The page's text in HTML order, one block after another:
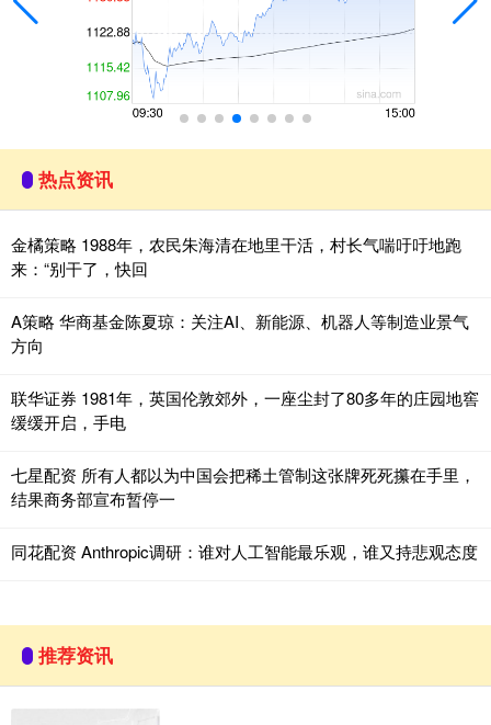
热点资讯
金橘策略 1988年，农民朱海清在地里干活，村长气喘吁吁地跑
来：“别干了，快回
A策略 华商基金陈夏琼：关注AI、新能源、机器人等制造业景气
方向
联华证券 1981年，英国伦敦郊外，一座尘封了80多年的庄园地窖
缓缓开启，手电
七星配资 所有人都以为中国会把稀土管制这张牌死死攥在手里，
结果商务部宣布暂停一
同花配资 Anthropic调研：谁对人工智能最乐观，谁又持悲观态度
推荐资讯